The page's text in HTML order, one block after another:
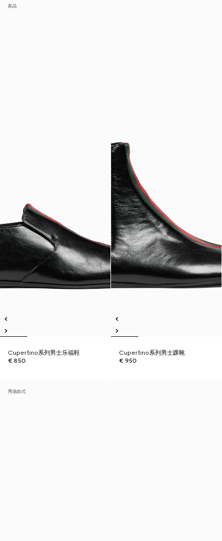
新品
Cupertino系列男士乐福鞋
€ 850
Cupertino系列男士踝靴
€ 950
秀场款式